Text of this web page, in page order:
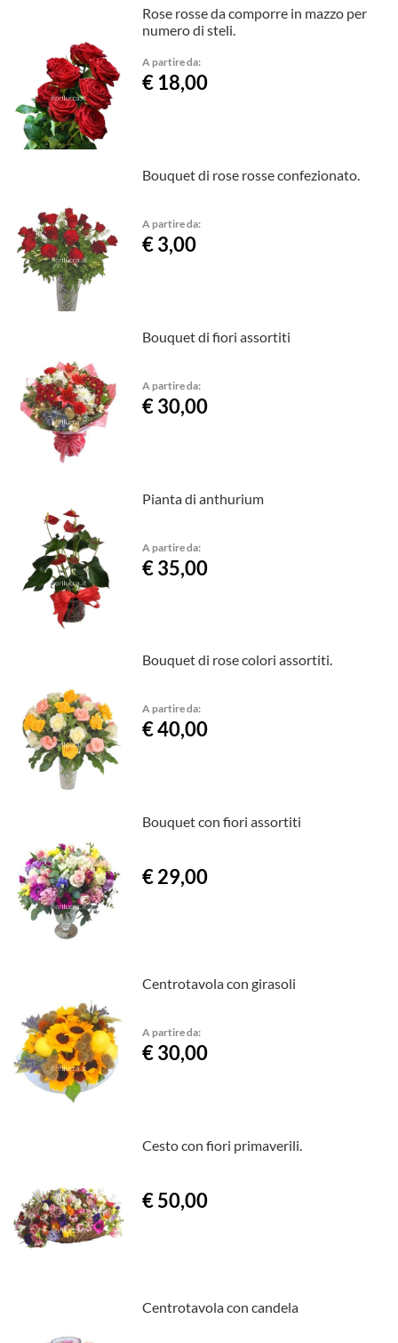
Rose rosse da comporre in mazzo per
numero di steli.
A partire da:
€ 18,00
Bouquet di rose rosse confezionato.
A partire da:
€ 3,00
Bouquet di fiori assortiti
A partire da:
€ 30,00
Pianta di anthurium
A partire da:
€ 35,00
Bouquet di rose colori assortiti.
A partire da:
€ 40,00
Bouquet con fiori assortiti
€ 29,00
Centrotavola con girasoli
A partire da:
€ 30,00
Cesto con fiori primaverili.
€ 50,00
Centrotavola con candela